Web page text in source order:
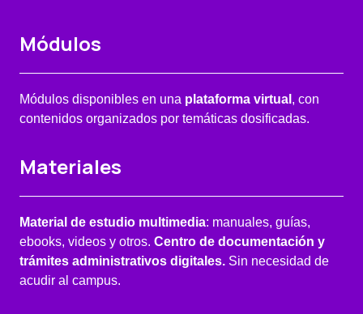
Módulos
Módulos disponibles en una plataforma virtual , con
contenidos organizados por temáticas dosificadas.
Materiales
Material de estudio multimedia: manuales, guías,
ebooks, videos y otros. Centro de documentación y
trámites administrativos digitales. Sin necesidad de
acudir al campus.